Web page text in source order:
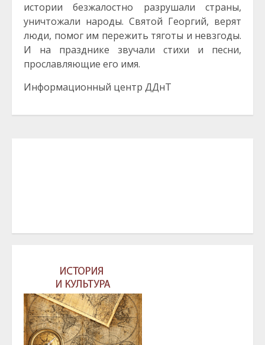
истории безжалостно разрушали страны,
уничтожали народы. Святой Георгий, верят
люди, помог им пережить тяготы и невзгоды.
И на празднике звучали стихи и песни,
прославляющие его имя.
Информационный центр ДДнТ